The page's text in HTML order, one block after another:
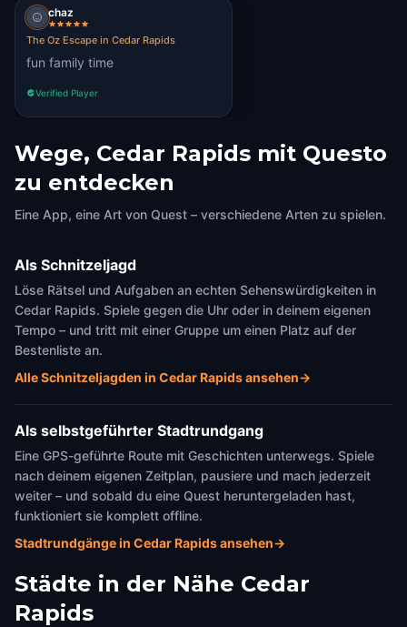
chaz
The Oz Escape in Cedar Rapids
fun family time
Verified Player
Wege, Cedar Rapids mit Questo
zu entdecken
Eine App, eine Art von Quest – verschiedene Arten zu spielen.
Als Schnitzeljagd
Löse Rätsel und Aufgaben an echten Sehenswürdigkeiten in
Cedar Rapids. Spiele gegen die Uhr oder in deinem eigenen
Tempo – und tritt mit einer Gruppe um einen Platz auf der
Bestenliste an.
Alle Schnitzeljagden in Cedar Rapids ansehen→
Als selbstgeführter Stadtrundgang
Eine GPS-geführte Route mit Geschichten unterwegs. Spiele
nach deinem eigenen Zeitplan, pausiere und mach jederzeit
weiter – und sobald du eine Quest heruntergeladen hast,
funktioniert sie komplett offline.
Stadtrundgänge in Cedar Rapids ansehen→
Städte in der Nähe Cedar
Rapids